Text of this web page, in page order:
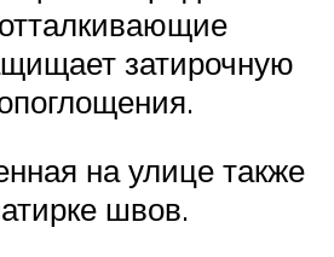
затирочную
на улице также
швов.